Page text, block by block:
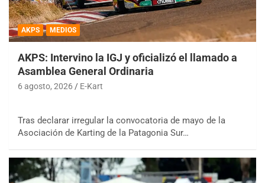
AKPS MEDIOS
AKPS: Intervino la IGJ y oficializó el llamado a
Asamblea General Ordinaria
6 agosto, 2026 E-Kart
Tras declarar irregular la convocatoria de mayo de la
Asociación de Karting de la Patagonia Sur…